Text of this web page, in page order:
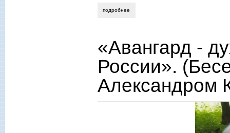
подробнее
«Авангард -
России».
Александром